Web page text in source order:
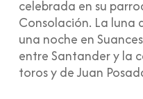
celebrada en su
Consolación. La luna
una noche en
entre Santander y la
toros y de Juan